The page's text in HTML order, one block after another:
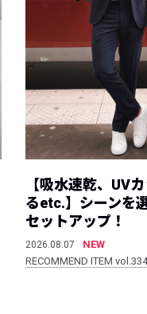
【吸水速乾、UV
るetc.】シーンを
セットアップ！
2026.08.07
NEW
RECOMMEND ITEM vol.334